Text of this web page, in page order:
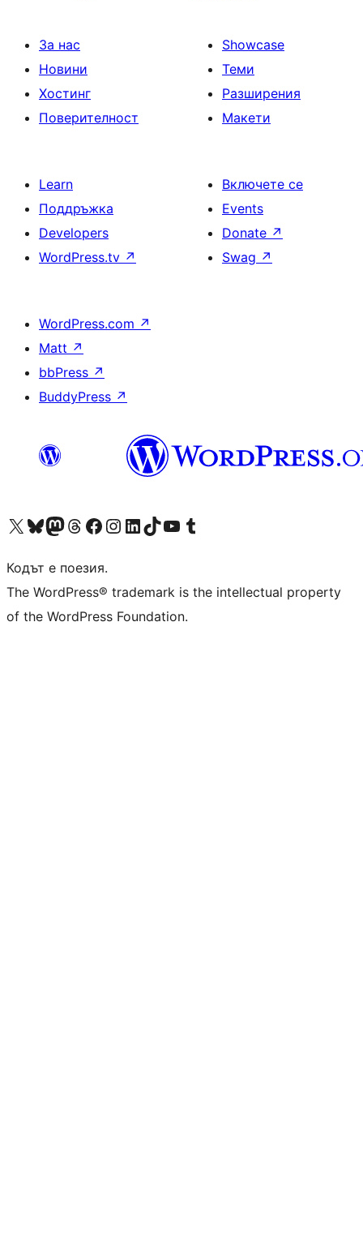
За нас
Новини
Хостинг
Поверителност
Showcase
Теми
Разширения
Макети
Learn
Поддръжка
Developers
WordPress.tv ↗
Включете се
Events
Donate ↗
Swag ↗
WordPress.com ↗
Matt ↗
bbPress ↗
BuddyPress ↗
Visit our X (formerly Twitter) account
Visit our Bluesky account
Visit our Mastodon account
Visit our Threads account
Посетете нашата страница във Facebook
Посетете нашия профил в Instagram
Посетете нашия профил в LinkedIn
Visit our TikTok account
Visit our YouTube channel
Visit our Tumblr account
Кодът е поезия.
The WordPress® trademark is the intellectual property
of the WordPress Foundation.